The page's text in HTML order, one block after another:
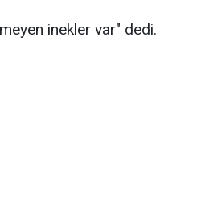
inekler var" dedi.